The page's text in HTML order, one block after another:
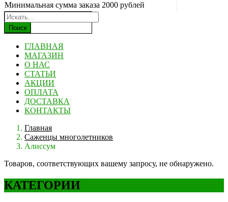
Минимальная сумма заказа 2000 рублей
Поиск
ГЛАВНАЯ
МАГАЗИН
О НАС
СТАТЬИ
АКЦИИ
ОПЛАТА
ДОСТАВКА
КОНТАКТЫ
Главная
Саженцы многолетников
Алиссум
Товаров, соответствующих вашему запросу, не обнаружено.
КАТЕГОРИИ